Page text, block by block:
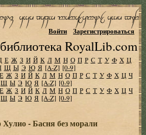
RoyalLib.com
Войти Зарегистрироваться
Е Ж З И Й К Л М Н О П Р С Т У Ф Х Ц
Щ Ы Э Ю Я [A-Z] [0-9]
Е Ж З И Й К Л М Н О П Р С Т У Ф Х Ц Ч
Щ Ы Э Ю Я [A-Z] [0-9]
Е Ж З И Й К Л М Н О П Р С Т У Ф Х Ц Ч
Щ Ы Э Ю Я [A-Z] [0-9]
Хулио - Басня без морали